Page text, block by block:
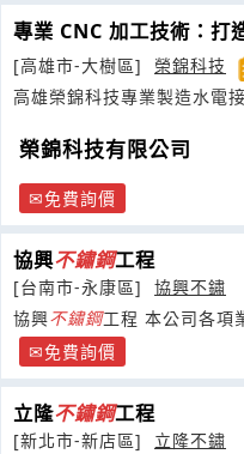
專業 CNC 加工技術：打
[高雄市-大樹區]
榮錦科技
高雄榮錦科技專業製造水電
榮錦科技有限公司
免費詢價
協興不鏽鋼工程
[台南市-永康區]
協興不鏽
協興不鏽鋼工程 本公司各項
司 團體做出最好的規劃和服務
免費詢價
立隆不鏽鋼工程
[新北市-新店區]
立隆不鏽